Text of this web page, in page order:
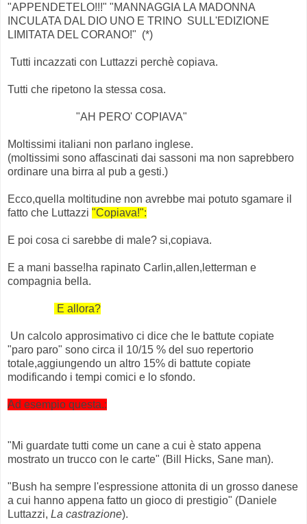
"APPENDETELO!!!" "MANNAGGIA LA MADONNA
INCULATA DAL DIO UNO E TRINO SULL'EDIZIONE
LIMITATA DEL CORANO!" (*)
Tutti incazzati con Luttazzi perchè copiava.
Tutti che ripetono la stessa cosa.
"AH PERO' COPIAVA"
Moltissimi italiani non parlano inglese.
(moltissimi sono affascinati dai sassoni ma non saprebbero
ordinare una birra al pub a gesti.)
Ecco,quella moltitudine non avrebbe mai potuto sgamare il
fatto che Luttazzi "Copiava!":
E poi cosa ci sarebbe di male? si,copiava.
E a mani basse!ha rapinato Carlin,allen,letterman e
compagnia bella.
E allora?
Un calcolo approsimativo ci dice che le battute copiate
"paro paro" sono circa il 10/15 % del suo repertorio
totale,aggiungendo un altro 15% di battute copiate
modificando i tempi comici e lo sfondo.
Ad esempio questa.:
"Mi guardate tutti come un cane a cui è stato appena
mostrato un trucco con le carte" (Bill Hicks, Sane man).
"Bush ha sempre l'espressione attonita di un grosso danese
a cui hanno appena fatto un gioco di prestigio" (Daniele
Luttazzi, La castrazione).